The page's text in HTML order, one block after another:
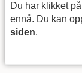
Du har klikket
ennå. Du kan
siden.